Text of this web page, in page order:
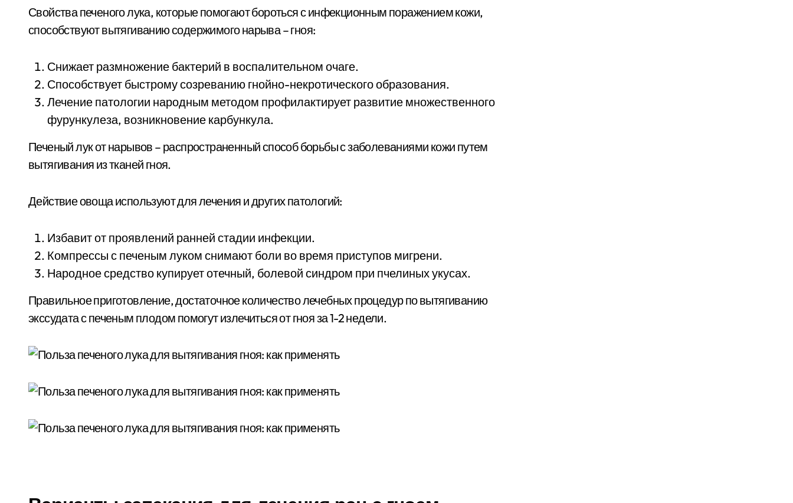
Свойства печеного лука, которые помогают бороться с инфекционным поражением кожи,
способствуют вытягиванию содержимого нарыва – гноя:
Снижает размножение бактерий в воспалительном очаге.
Способствует быстрому созреванию гнойно-некротического образования.
Лечение патологии народным методом профилактирует развитие множественного
фурункулеза, возникновение карбункула.
Печеный лук от нарывов – распространенный способ борьбы с заболеваниями кожи путем
вытягивания из тканей гноя.
Действие овоща используют для лечения и других патологий:
Избавит от проявлений ранней стадии инфекции.
Компрессы с печеным луком снимают боли во время приступов мигрени.
Народное средство купирует отечный, болевой синдром при пчелиных укусах.
Правильное приготовление, достаточное количество лечебных процедур по вытягиванию
экссудата с печеным плодом помогут излечиться от гноя за 1-2 недели.